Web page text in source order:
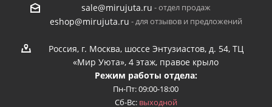
sale@mirujuta.ru - отдел продаж
eshop@mirujuta.ru - для отзывов и предложений
Россия, г. Москва, шоссе Энтузиастов, д. 54, ТЦ
«Мир Уюта», 4 этаж, правое крыло
Режим работы отдела:
Пн-Пт: 09:00-18:00
Сб-Вс: выходной